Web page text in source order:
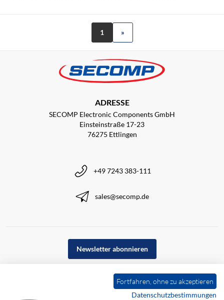
1 »
ADRESSE
SECOMP Electronic Components GmbH
Einsteinstraße 17-23
76275 Ettlingen
+49 7243 383-111
sales@secomp.de
Newsletter abonnieren
Fortfahren, ohne zu akzeptieren
Datenschutzbestimmungen